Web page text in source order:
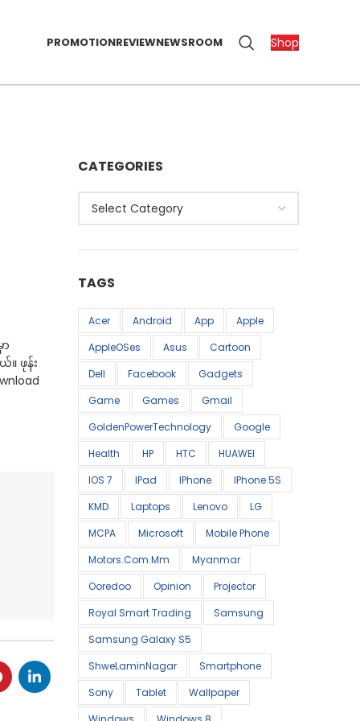
PROMOTIONREVIEWNEWSROOM Shop
။ ဖုန်း
CATEGORIES
Categories
TAGS
Acer Android App
Apple
AppleOSes
Asus
Cartoon
Dell
Facebook
Gadgets
Game
Games
Gmail
GoldenPowerTechnology
Google
Health
HP HTC
HUAWEI
IOS 7
IPad IPhone
IPhone 5S
KMD
Laptops Lenovo
LG
MCPA
Microsoft
Mobile Phone
Motors.com.mm
Myanmar
Ooredoo
Opinion
Projector
Royal Smart Trading
Samsung
Samsung Galaxy S5
ShweLaminNagar
Smartphone
Sony
Tablet
Wallpaper